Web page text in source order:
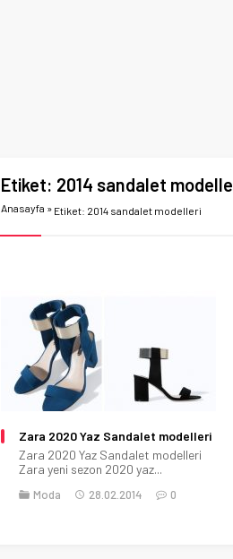
Etiket: 2014 sandalet
Anasayfa » Etiket: 2014 sandalet modelleri
Zara 2020 Yaz Sandalet modelleri
Zara 2020 Yaz Sandalet modelleri
Zara yeni sezon 2020 yaz...
Moda 28.02.2014 0